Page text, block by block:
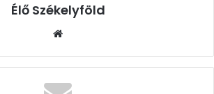
Élő Székelyföld